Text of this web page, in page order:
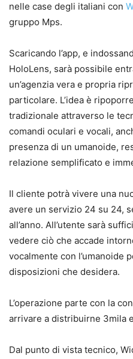
nelle case degli italiani con
gruppo Mps.
Scaricando l’app, e
HoloLens, sarà possibile
un’agenzia vera e propria
particolare. L’idea è
tradizionale attraverso le
comandi oculari e vocali,
presenza di un umanoide,
relazione semplificato e
Il cliente potrà vivere una
avere un servizio 24 su 24,
all’anno. All’utente sarà
vedere ciò che accade
vocalmente con l’umanoide
disposizioni che desidera.
L’operazione parte con la
arrivare a distribuirne 3mila
Dal punto di vista tecnico,